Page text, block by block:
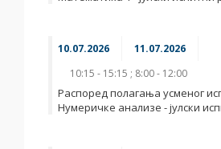
10.07.2026
11.07.2026
10:15 - 15:15 ; 8:00 - 12:00
Распоред полагања усменог
Нумеричке анализе - јулски